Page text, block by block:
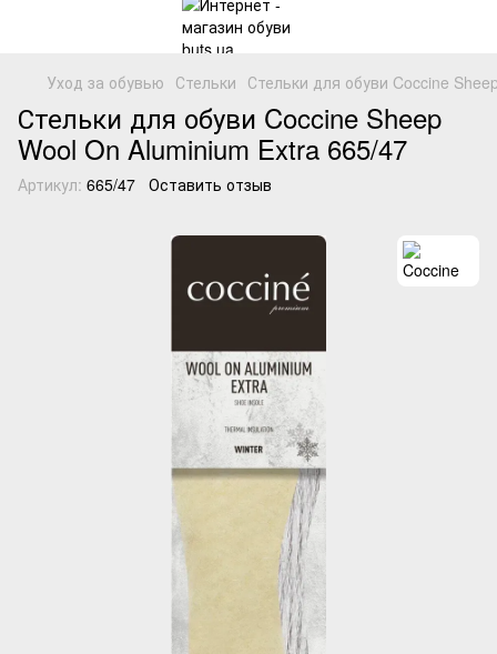
Уход за обувью Стельки Стельки для обуви Coccine
Стельки для обуви Coccine Sheep
Wool On Aluminium Extra 665/47
Артикул: 665/47 Оставить отзыв